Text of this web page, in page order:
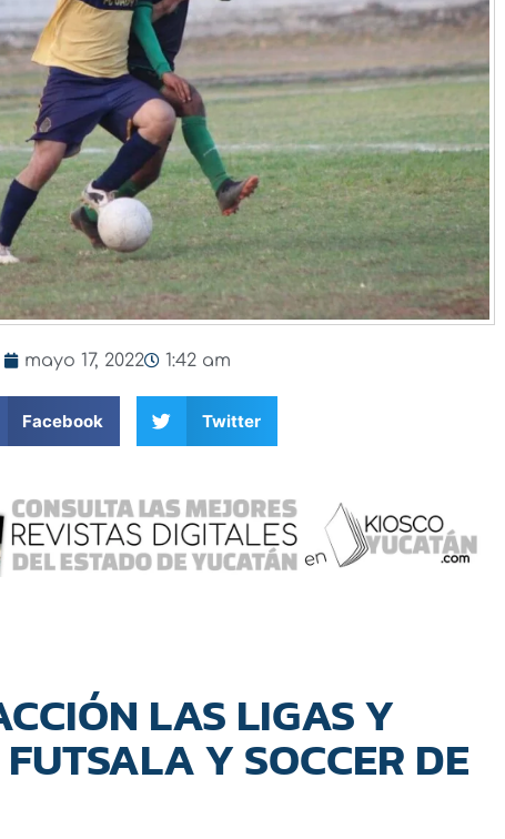
mayo 17, 2022 1:42 am
Facebook Twitter
LAS LIGAS Y
Y SOCCER DE